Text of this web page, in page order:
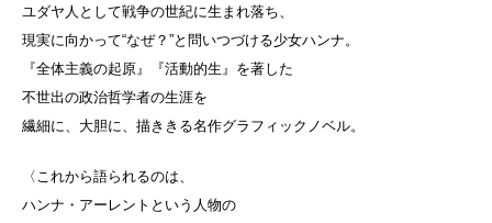
ユダヤ人として戦争の世紀に生まれ落ち、
現実に向かって“なぜ？”と問いつづける少女ハンナ。
『全体主義の起原』『活動的生』を著した
不世出の政治哲学者の生涯を
繊細に、大胆に、描ききる名作グラフィックノベル。
〈これから語られるのは、
ハンナ・アーレントという人物の